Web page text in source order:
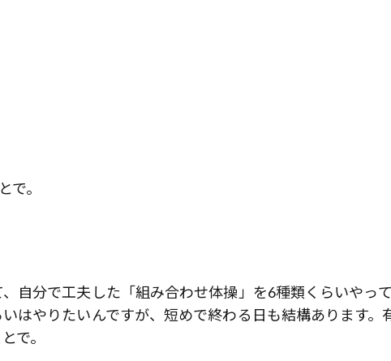
。
自分で工夫した「組み合わせ体操」を6種類くらいやっ
はやりたいんですが、短めで終わる日も結構あります。
で。